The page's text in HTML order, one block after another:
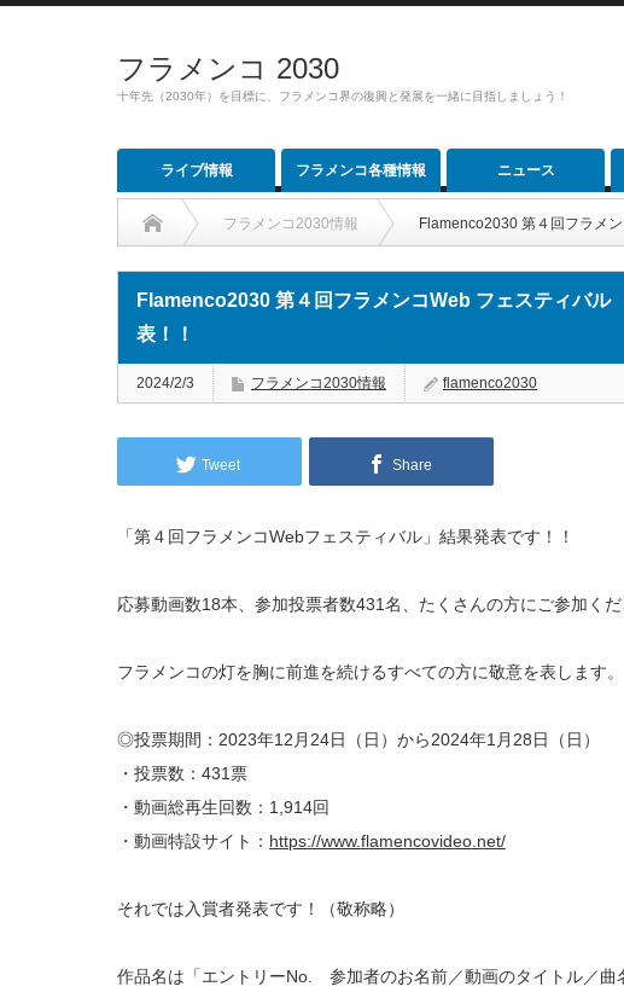
フラメンコ 2030
十年先（2030年）を目標に、フラメンコ界の復興と発展を一緒に目指しましょう！
ライブ情報 フラメンコ各種情報 ニュース
フラメンコ2030情報 Flamenco2030 第４回フラメ
Flamenco2030 第４回フラメンコWeb フェスティバ
表！！
2024/2/3 フラメンコ2030情報 flamenco2030
Tweet Share
「第４回フラメンコWebフェスティバル」結果発表です！！
応募動画数18本、参加投票者数431名、たくさんの方にご参加くだ
フラメンコの灯を胸に前進を続けるすべての方に敬意を表します。
◎投票期間：2023年12月24日（日）から2024年1月28日（日）
・投票数：431票
・動画総再生回数：1,914回
・動画特設サイト： https://www.flamencovideo.net/
それでは入賞者発表です！（敬称略）
作品名は「エントリーNo. 参加者のお名前／動画のタイトル／曲